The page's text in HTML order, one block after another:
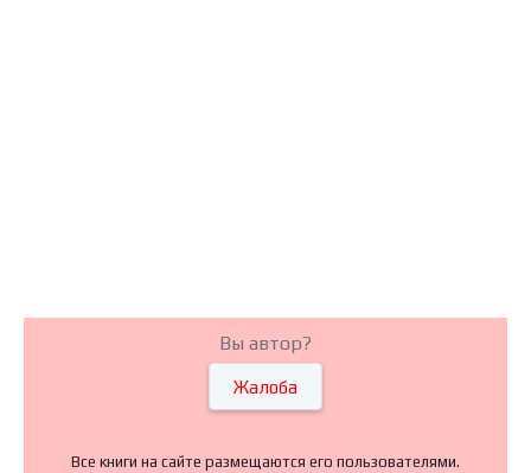
Вы автор?
Жалоба
Все книги на сайте размещаются его пользователями.